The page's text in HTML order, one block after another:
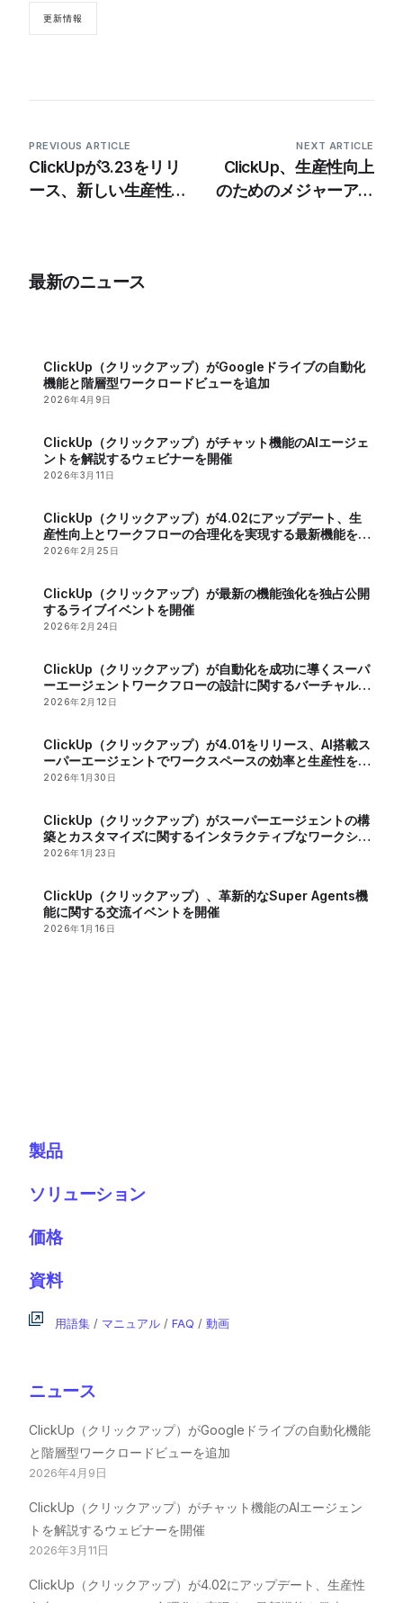
更新情報
PREVIOUS ARTICLE
ClickUpが3.23をリリ
ース、新しい生産性向
NEXT ARTICLE
ClickUp、生産性向上
のためのメジャーアッ
最新のニュース
ClickUp（クリックアップ）がGoogleドライブの自動化
機能と階層型ワークロードビューを追加
2026年4月9日
ClickUp（クリックアップ）がチャット機能のAIエージェ
ントを解説するウェビナーを開催
2026年3月11日
ClickUp（クリックアップ）が4.02にアップデート、生
産性向上とワークフローの合理化を実現する最新機能を発
表
2026年2月25日
ClickUp（クリックアップ）が最新の機能強化を独占公開
するライブイベントを開催
2026年2月24日
ClickUp（クリックアップ）が自動化を成功に導くスーパ
ーエージェントワークフローの設計に関するバーチャルイ
ベントを開催
2026年2月12日
ClickUp（クリックアップ）が4.01をリリース、AI搭載ス
ーパーエージェントでワークスペースの効率と生産性を向
上
2026年1月30日
ClickUp（クリックアップ）がスーパーエージェントの構
築とカスタマイズに関するインタラクティブなワークショ
ップを開催
2026年1月23日
ClickUp（クリックアップ）、革新的なSuper Agents機
能に関する交流イベントを開催
2026年1月16日
製品
ソリューション
価格
資料
用語集 / マニュアル /FAQ /動画
ニュース
ClickUp（クリックアップ）がGoogleドライブの自動化機能
と階層型ワークロードビューを追加
2026年4月9日
ClickUp（クリックアップ）がチャット機能のAIエージェン
トを解説するウェビナーを開催
2026年3月11日
ClickUp（クリックアップ）が4.02にアップデート、生産性